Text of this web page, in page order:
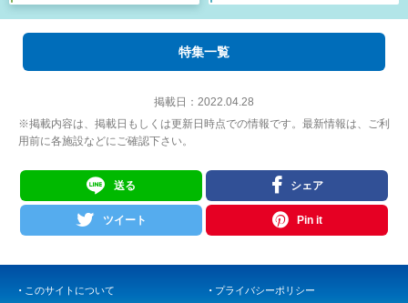
特集一覧
掲載日： 2022.04.28
※掲載内容は、掲載日もしくは更新日時点での情報です。最新情報は、ご利
用前に各施設などにご確認下さい。
送る シェア
ツイート Pin it
このサイトについて プライバシーポリシー